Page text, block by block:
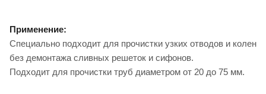
Применение:
Специально подходит для прочистки узких отводов и колен
без демонтажа сливных решеток и сифонов.
Подходит для прочистки труб диаметром от 20 до 75 мм.